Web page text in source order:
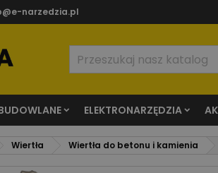
narzedzia.pl
ELEKTRONARZĘDZIA
Wiertła Wiertła do betonu i kamienia